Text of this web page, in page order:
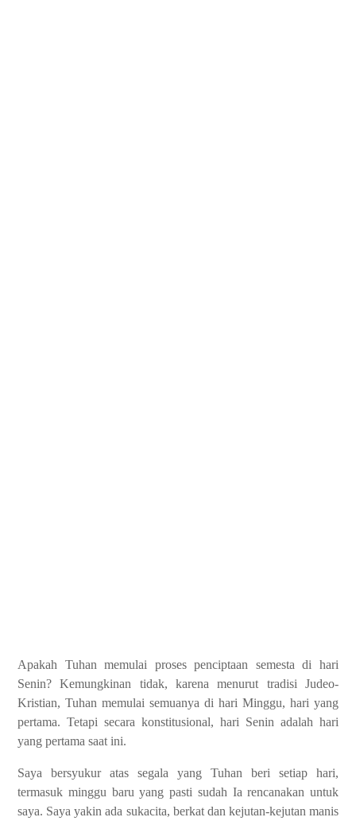
Apakah Tuhan memulai proses penciptaan semesta di hari
Senin? Kemungkinan tidak, karena menurut tradisi Judeo-
Kristian, Tuhan memulai semuanya di hari Minggu, hari yang
pertama. Tetapi secara konstitusional, hari Senin adalah hari
yang pertama saat ini.
Saya bersyukur atas segala yang Tuhan beri setiap hari,
termasuk minggu baru yang pasti sudah Ia rencanakan untuk
saya. Saya yakin ada sukacita, berkat dan kejutan-kejutan manis